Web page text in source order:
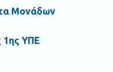
Μονάδων
1ης ΥΠΕ